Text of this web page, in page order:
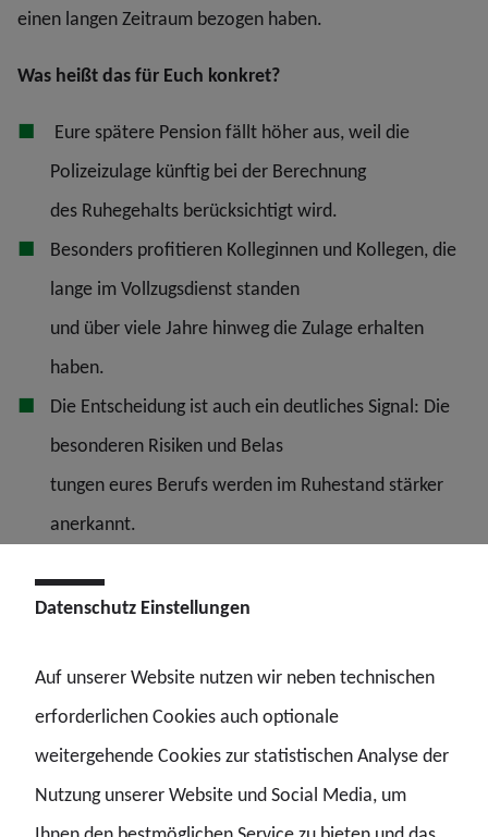
einen langen Zeitraum bezogen haben.
Was heißt das für Euch konkret?
Eure spätere Pension fällt höher aus, weil die
Polizeizulage künftig bei der Berechnung
des Ruhegehalts berücksichtigt wird.
Besonders profitieren Kolleginnen und Kollegen, die
lange im Vollzugsdienst standen
und über viele Jahre hinweg die Zulage erhalten
haben.
Die Entscheidung ist auch ein deutliches Signal: Die
besonderen Risiken und Belas
tungen eures Berufs werden im Ruhestand stärker
anerkannt.
Rechtlicher Hintergrund
Grundlage für die Versorgung der Beamtinnen und
Beamten in Sachsen-Anhalt ist das Landesbeamten-
versorgungsgesetz. Dort ist geregelt, welche
Dienstbezüge ruhegehaltfähig sind; die geplante
Datenschutz Einstellungen
Auf unserer Website nutzen wir neben technischen
erforderlichen Cookies auch optionale
weitergehende Cookies zur statistischen Analyse der
Nutzung unserer Website und Social Media, um